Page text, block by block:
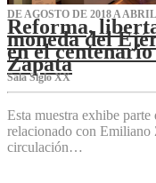
DE AGOSTO DE 2018 A
Reforma,
moneda del
en el
Zapata
Sala Siglo XX
Esta muestra exhibe
relacionado con Emiliano
circulación…